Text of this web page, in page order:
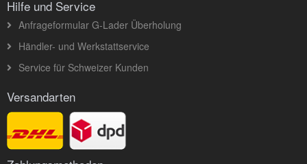
Hilfe und Service
Anfrageformular G-Lader Überholung
Händler- und Werkstattservice
Service für Schweizer Kunden
Versandarten